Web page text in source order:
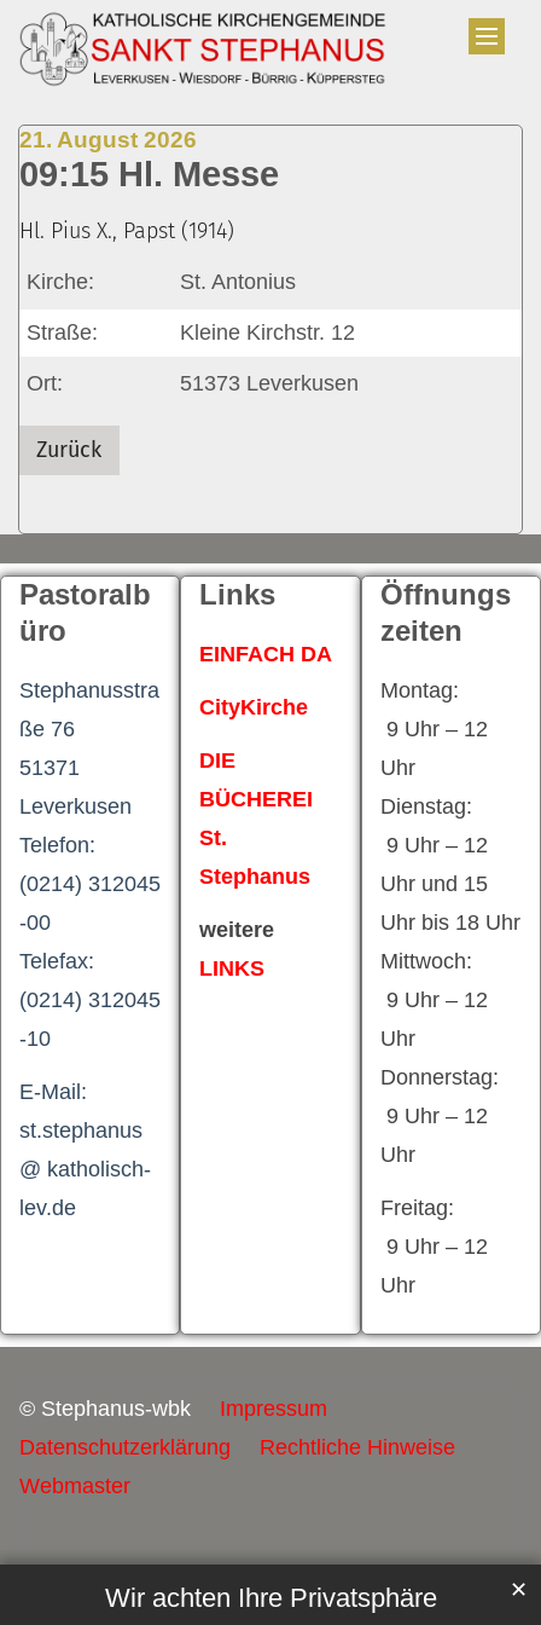
Wir achten Ihre Privatsphäre ✕
Zum Inhalt springen
21. August 2026
09:15 Hl. Messe
Hl. Pius X., Papst (1914)
Kirche: St. Antonius
Straße: Kleine Kirchstr. 12
Ort: 51373 Leverkusen
Zurück
Pastoralb
üro
Stephanusstra
ße 76
51371
Leverkusen
Telefon:
(0214) 312045
-00
Telefax:
(0214) 312045
-10
E-Mail:
st.stephanus
@ katholisch-
lev.de
Links
EINFACH DA
CityKirche
DIE
BÜCHEREI
St.
Stephanus
weitere
LINKS
Öffnungs
zeiten
Montag:
9 Uhr – 12
Uhr
Dienstag:
9 Uhr – 12
Uhr und 15
Uhr bis 18 Uhr
Mittwoch:
9 Uhr – 12
Uhr
Donnerstag:
9 Uhr – 12
Uhr
Freitag:
9 Uhr – 12
Uhr
© Stephanus-wbk
Impressum
Datenschutzerklärung
Rechtliche Hinweise
Webmaster